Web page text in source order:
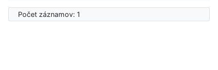
Počet záznamov: 1